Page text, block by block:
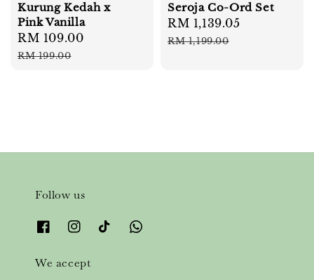
Kurung Kedah x
Pink Vanilla
Sale
price
RM 109.00
RM 199.00
Seroja Co-Ord Set
Sale
price
RM 1,139.05
RM 1,199.00
Follow us
We accept